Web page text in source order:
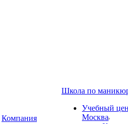
Компания
Школа по
Учебный
Москва